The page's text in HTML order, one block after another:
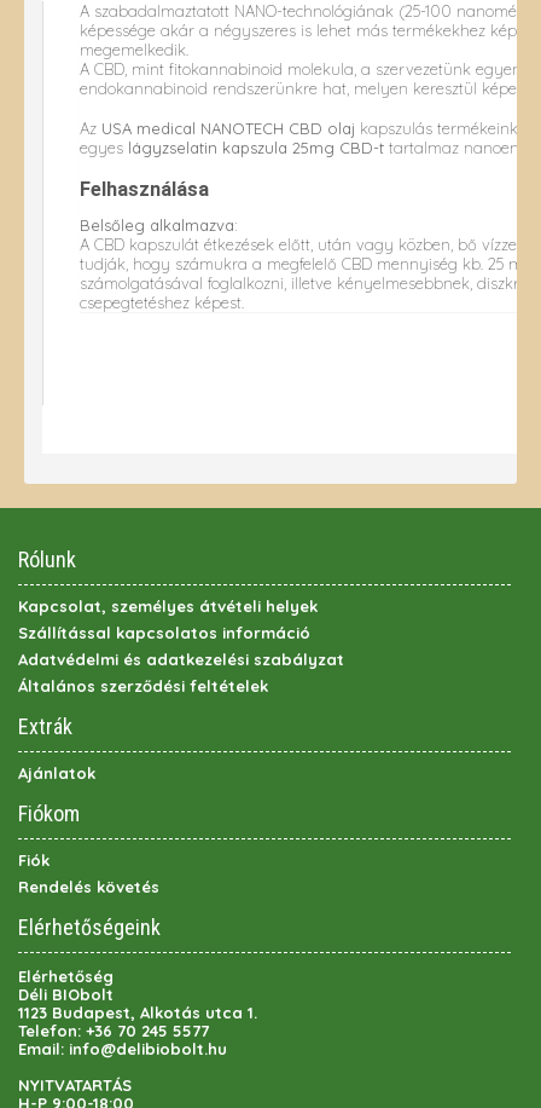
A szabadalmaztatott NANO-technológiának (25-100
képessége akár a négyszeres is lehet más termékekhez
megemelkedik.
A CBD, mint fitokannabinoid molekula, a szervezetünk
endokannabinoid rendszerünkre hat, melyen keresztül képes
Az USA medical NANOTECH CBD olaj kapszulás termékeink
egyes lágyzselatin kapszula 25mg CBD-t tartalmaz
Felhasználása
Belsőleg alkalmazva:
A CBD kapszulát étkezések előtt, után vagy közben, bő vízzel
tudják, hogy számukra a megfelelő CBD mennyiség kb. 25
számolgatásával foglalkozni, illetve kényelmesebbnek,
csepegtetéshez képest.
Rólunk
Kapcsolat, személyes átvételi helyek
Szállítással kapcsolatos információ
Adatvédelmi és adatkezelési szabályzat
Általános szerződési feltételek
Extrák
Ajánlatok
Fiókom
Fiók
Rendelés követés
Elérhetőségeink
Elérhetőség
Déli BIObolt
1123 Budapest, Alkotás utca 1.
Telefon: +36 70 245 5577
Email: info@delibiobolt.hu
NYITVATARTÁS
H-P 9:00-18:00